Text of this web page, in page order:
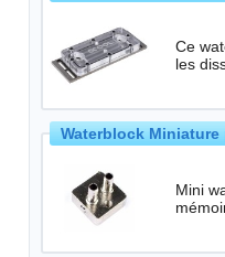
Ce
les
Waterblock
Mini